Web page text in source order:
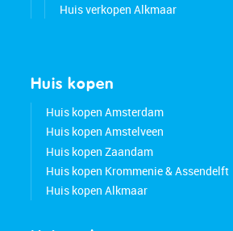
Huis verkopen Alkmaar
Huis kopen
Huis kopen Amsterdam
Huis kopen Amstelveen
Huis kopen Zaandam
Huis kopen Krommenie & Assendelft
Huis kopen Alkmaar